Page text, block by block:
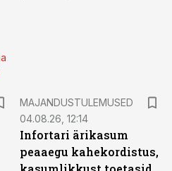
MAJANDUSTULEMUSED
04.08.26, 12:14
Infortari ärikasum
peaaegu kahekordistus,